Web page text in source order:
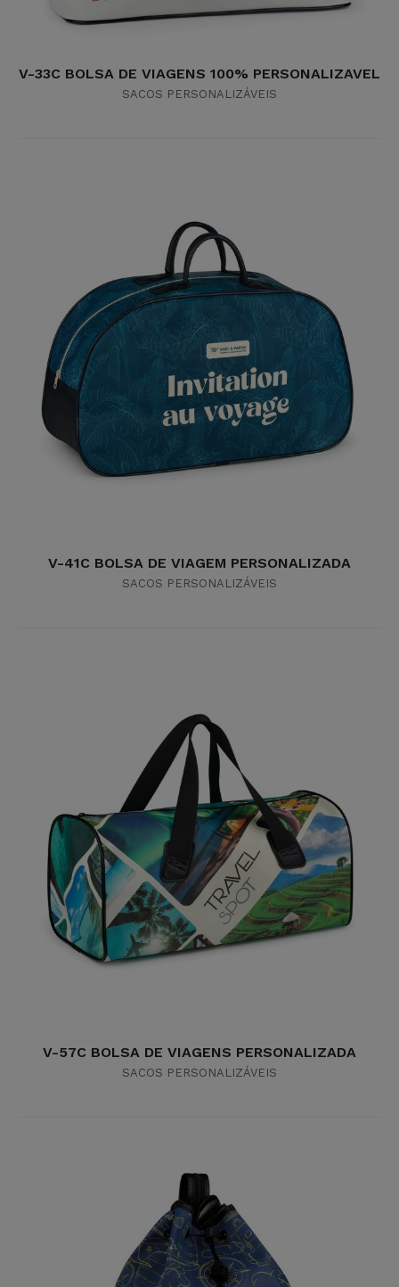
V-33C BOLSA DE VIAGENS 100% PERSONALIZAVEL
SACOS PERSONALIZÁVEIS
V-41C BOLSA DE VIAGEM PERSONALIZADA
SACOS PERSONALIZÁVEIS
V-57C BOLSA DE VIAGENS PERSONALIZADA
SACOS PERSONALIZÁVEIS